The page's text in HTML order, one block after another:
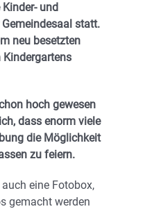
und
statt.
neu besetzten
Kindergartens
hoch gewesen
dass enorm viele
die Möglichkeit
zu feiern.
eine Fotobox,
gemacht werden